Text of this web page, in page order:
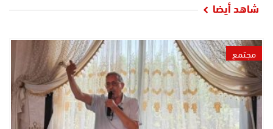
شاهد أيضا
مجتمع